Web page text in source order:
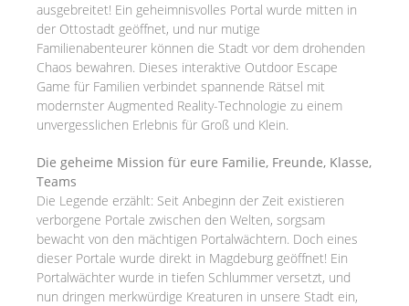
ausgebreitet! Ein geheimnisvolles Portal wurde mitten in
der Ottostadt geöffnet, und nur mutige
Familienabenteurer können die Stadt vor dem drohenden
Chaos bewahren. Dieses interaktive Outdoor Escape
Game für Familien verbindet spannende Rätsel mit
modernster Augmented Reality-Technologie zu einem
unvergesslichen Erlebnis für Groß und Klein.
Die geheime Mission für eure Familie, Freunde, Klasse,
Teams
Die Legende erzählt: Seit Anbeginn der Zeit existieren
verborgene Portale zwischen den Welten, sorgsam
bewacht von den mächtigen Portalwächtern. Doch eines
dieser Portale wurde direkt in Magdeburg geöffnet! Ein
Portalwächter wurde in tiefen Schlummer versetzt, und
nun dringen merkwürdige Kreaturen in unsere Stadt ein,